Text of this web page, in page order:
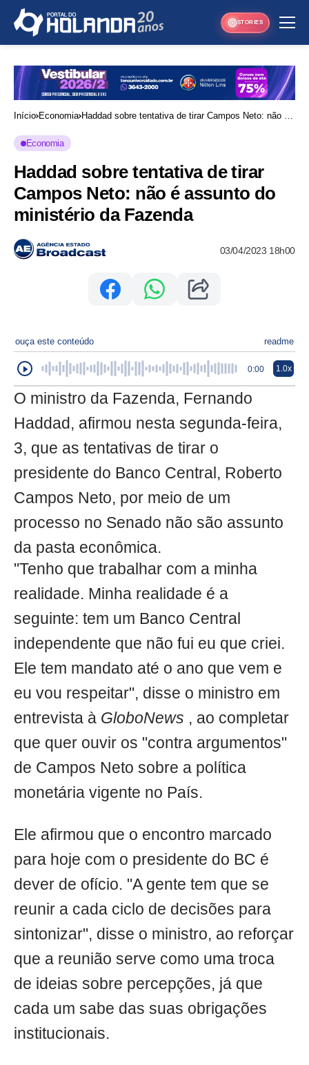
STORIES
Início Economia Haddad sobre tentativa de tirar Campos Neto: não é
Economia
Haddad sobre tentativa de tirar
Campos Neto: não é assunto do
ministério da Fazenda
03/04/2023 18h00
ouça este conteúdo readme
0:00 1.0x
O ministro da Fazenda, Fernando
Haddad, afirmou nesta segunda-feira,
3, que as tentativas de tirar o
presidente do Banco Central, Roberto
Campos Neto, por meio de um
processo no Senado não são assunto
da pasta econômica.
"Tenho que trabalhar com a minha
realidade. Minha realidade é a
seguinte: tem um Banco Central
independente que não fui eu que criei.
Ele tem mandato até o ano que vem e
eu vou respeitar", disse o ministro em
entrevista à GloboNews , ao completar
que quer ouvir os "contra argumentos"
de Campos Neto sobre a política
monetária vigente no País.
Ele afirmou que o encontro marcado
para hoje com o presidente do BC é
dever de ofício. "A gente tem que se
reunir a cada ciclo de decisões para
sintonizar", disse o ministro, ao reforçar
que a reunião serve como uma troca
de ideias sobre percepções, já que
cada um sabe das suas obrigações
institucionais.